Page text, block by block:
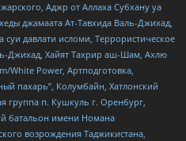
Аджр от Аллаха Субхану уа
джамаата Ат-Тавхида Валь-Джихад,
давлати исломи, Террористическое
Джихад, Хайят Тахрир аш-Шам, Ахлю
White Power, Артподготовка,
пахарь”, Колумбайн, Хатлонский
группа п. Кушкуль г. Оренбург,
батальон имени Номана
возрождения Таджикистана,